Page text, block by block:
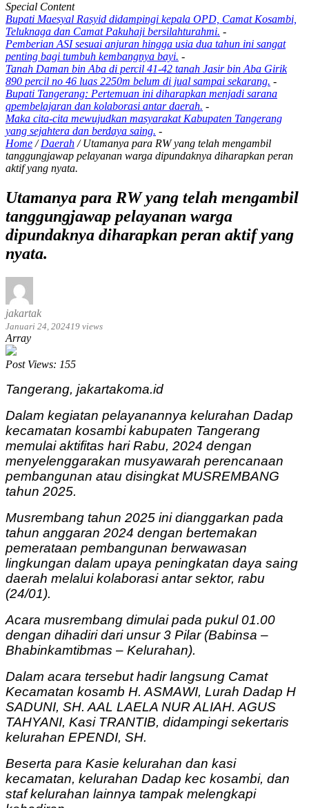
Special Content
Bupati Maesyal Rasyid didampingi kepala OPD, Camat Kosambi,
Teluknaga dan Camat Pakuhaji bersilahturahmi. -
Pemberian ASI sesuai anjuran hingga usia dua tahun ini sangat
penting bagi tumbuh kembangnya bayi. -
Tanah Daman bin Aba di percil 41-42 tanah Jasir bin Aba Girik
890 percil no 46 luas 2250m belum di jual sampai sekarang. -
Bupati Tangerang: Pertemuan ini diharapkan menjadi sarana
qpembelajaran dan kolaborasi antar daerah. -
Maka cita-cita mewujudkan masyarakat Kabupaten Tangerang
yang sejahtera dan berdaya saing. -
Home /Daerah /Utamanya para RW yang telah mengambil
tanggungjawap pelayanan warga dipundaknya diharapkan peran
aktif yang nyata.
Utamanya para RW yang telah mengambil
tanggungjawap pelayanan warga
dipundaknya diharapkan peran aktif yang
nyata.
jakartak
Januari 24, 2024 19 views
Array
Post Views: 155
Tangerang, jakartakoma.id
Dalam kegiatan pelayanannya kelurahan Dadap
kecamatan kosambi kabupaten Tangerang
memulai aktifitas hari Rabu, 2024 dengan
menyelenggarakan musyawarah perencanaan
pembangunan atau disingkat MUSREMBANG
tahun 2025.
Musrembang tahun 2025 ini dianggarkan pada
tahun anggaran 2024 dengan bertemakan
pemerataan pembangunan berwawasan
lingkungan dalam upaya peningkatan daya saing
daerah melalui kolaborasi antar sektor, rabu
(24/01).
Acara musrembang dimulai pada pukul 01.00
dengan dihadiri dari unsur 3 Pilar (Babinsa –
Bhabinkamtibmas – Kelurahan).
Dalam acara tersebut hadir langsung Camat
Kecamatan kosamb H. ASMAWI, Lurah Dadap H
SADUNI, SH. AAL LAELA NUR ALIAH. AGUS
TAHYANI, Kasi TRANTIB, didampingi sekertaris
kelurahan EPENDI, SH.
Beserta para Kasie kelurahan dan kasi
kecamatan, kelurahan Dadap kec kosambi, dan
staf kelurahan lainnya tampak melengkapi